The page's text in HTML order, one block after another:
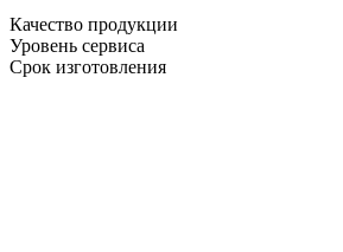
Качество продукции
Уровень сервиса
Срок изготовления